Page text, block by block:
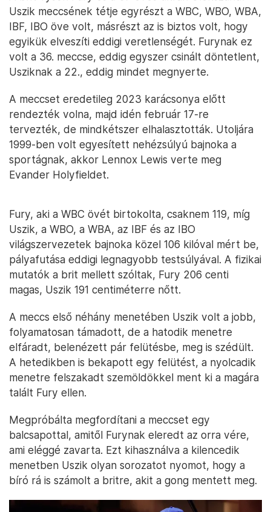
Uszik meccsének tétje egyrészt a WBC, WBO, WBA,
IBF, IBO öve volt, másrészt az is biztos volt, hogy
egyikük elveszíti eddigi veretlenségét. Furynak ez
volt a 36. meccse, eddig egyszer csinált döntetlent,
Usziknak a 22., eddig mindet megnyerte.
A meccset eredetileg 2023 karácsonya előtt
rendezték volna, majd idén február 17-re
tervezték, de mindkétszer elhalasztották. Utoljára
1999-ben volt egyesített nehézsúlyú bajnoka a
sportágnak, akkor Lennox Lewis verte meg
Evander Holyfieldet.
Fury, aki a WBC övét birtokolta, csaknem 119, míg
Uszik, a WBO, a WBA, az IBF és az IBO
világszervezetek bajnoka közel 106 kilóval mért be,
pályafutása eddigi legnagyobb testsúlyával. A fizikai
mutatók a brit mellett szóltak, Fury 206 centi
magas, Uszik 191 centiméterre nőtt.
A meccs első néhány menetében Uszik volt a jobb,
folyamatosan támadott, de a hatodik menetre
elfáradt, belenézett pár felütésbe, meg is szédült.
A hetedikben is bekapott egy felütést, a nyolcadik
menetre felszakadt szemöldökkel ment ki a magára
talált Fury ellen.
Megpróbálta megfordítani a meccset egy
balcsapottal, amitől Furynak eleredt az orra vére,
ami eléggé zavarta. Ezt kihasználva a kilencedik
menetben Uszik olyan sorozatot nyomot, hogy a
bíró rá is számolt a britre, akit a gong mentett meg.